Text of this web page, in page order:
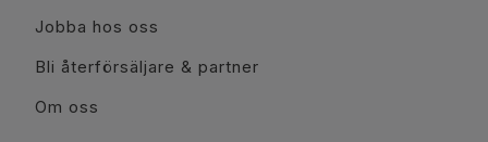
Jobba hos oss
Bli återförsäljare & partner
Om oss